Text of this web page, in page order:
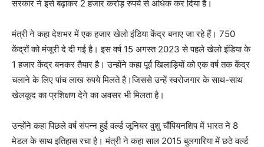
सरकार ने इसे बढ़ाकर 2 हजार करोड़ रुपये से अधिक कर दिया है।
मंत्री ने कहा देशभर में एक हजार खेलो इंडिया केंद्र बनाए जा रहे हैं। 750
केंद्रों को मंजूरी दे दी गई है। इस वर्ष 15 अगस्त 2023 से पहले खेलो इंडिया के
1 हजार केंद्र बनकर तैयार है। उन्होंने कहा पूर्व खिलाड़ियों को एक वर्ष तक केंद्र
चलाने के लिए पांच लाख रुपये मिलते है।जिससे उन्हें स्वरोजगार के साथ-साथ
खेलकूद का प्रशिक्षण देने का अवसर भी मिलता है।
उन्होंने कहा पिछले वर्ष संपन्न हुई वर्ल्ड जूनियर वुशु चौंपियनशिप में भारत ने 8
मेडल के साथ इतिहास रचा है। मंत्री ने कहा साल 2015 बुलगारिया में छठे वर्ल्ड